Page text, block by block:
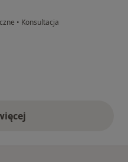
• Konsultacja
powyżej